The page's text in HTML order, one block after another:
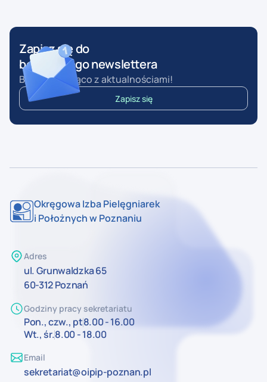
Zapisz się do
bezpłatnego newslettera
Bądź na bieżąco z aktualnościami!
Zapisz się
Okręgowa Izba Pielęgniarek
i Położnych w Poznaniu
Adres
ul. Grunwaldzka 65
60-312 Poznań
Godziny pracy sekretariatu
Pon., czw., pt8.00 - 16.00
Wt., śr.8.00 - 18.00
Email
sekretariat@oipip-poznan.pl